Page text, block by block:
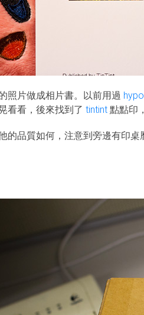
照片做成相片書。以前用過 hypo
看看，後來找到了 tintint 點點印
的品質如何，注意到旁邊有印